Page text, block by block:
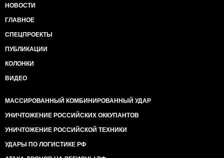
НОВОСТИ
ГЛАВНОЕ
СПЕЦПРОЕКТЫ
ПУБЛИКАЦИИ
КОЛОНКИ
ВИДЕО
МАССИРОВАННЫЙ КОМБИНИРОВАННЫЙ УДАР
УНИЧТОЖЕНИЕ РОССИЙСКИХ ОККУПАНТОВ
УНИЧТОЖЕНИЕ РОССИЙСКОЙ ТЕХНИКИ
УДАРЫ ПО ЛОГИСТИКЕ РФ